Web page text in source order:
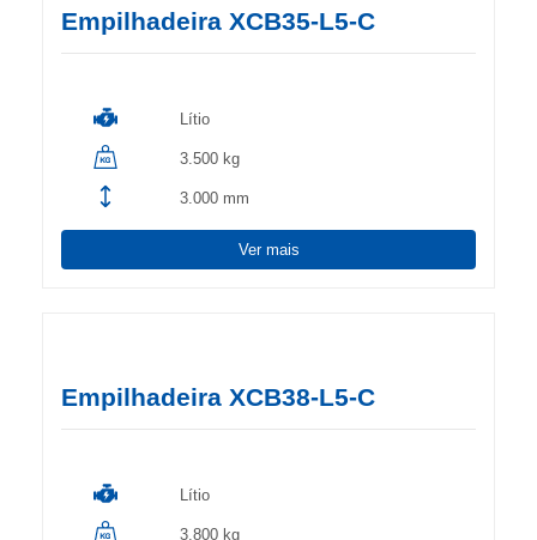
Empilhadeira XCB35-L5-C
Lítio
3.500 kg
3.000 mm
Ver mais
Empilhadeira XCB38-L5-C
Lítio
3.800 kg